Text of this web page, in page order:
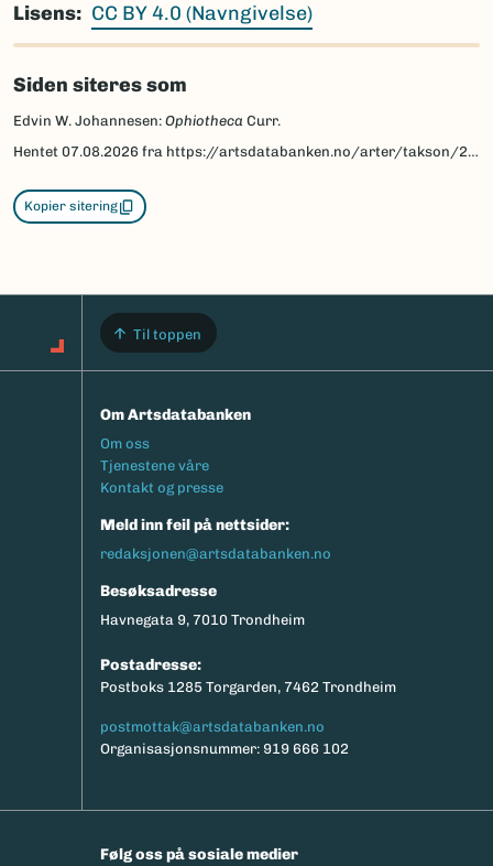
Lisens
CC BY 4.0 (Navngivelse)
Siden siteres som
Edvin W. Johannesen: Ophiotheca Curr.
Hentet 07.08.2026 fra https://artsdatabanken.no/arter/takson/218812/beskrivelse
Kopier sitering
Til toppen
Om Artsdatabanken
Footermeny
Om oss
Tjenestene våre
Kontakt og presse
Meld inn feil på nettsider:
redaksjonen@artsdatabanken.no
Besøksadresse
Havnegata 9, 7010 Trondheim
Postadresse:
Postboks 1285 Torgarden, 7462 Trondheim
postmottak@artsdatabanken.no
Organisasjonsnummer: 919 666 102
Følg oss på sosiale medier